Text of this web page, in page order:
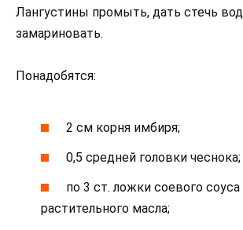
Лангустины промыть, дать стечь
замариновать.
Понадобятся:
2 см корня имбиря;
0,5 средней головки чеснока;
по 3 ст. ложки соевого соуса
растительного масла;